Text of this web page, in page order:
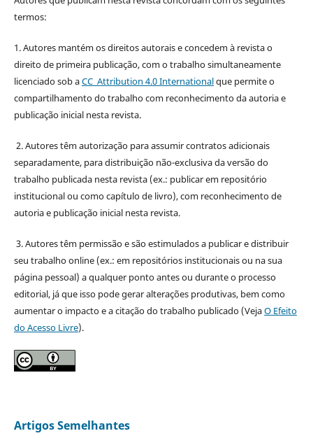
termos:
1. Autores mantém os direitos autorais e concedem à revista o
direito de primeira publicação, com o trabalho simultaneamente
licenciado sob aCC Attribution 4.0 Internationalque permite o
compartilhamento do trabalho com reconhecimento da autoria e
publicação inicial nesta revista.
2. Autores têm autorização para assumir contratos adicionais
separadamente, para distribuição não-exclusiva da versão do
trabalho publicada nesta revista (ex.: publicar em repositório
institucional ou como capítulo de livro), com reconhecimento de
autoria e publicação inicial nesta revista.
3. Autores têm permissão e são estimulados a publicar e distribuir
seu trabalho online (ex.: em repositórios institucionais ou na sua
página pessoal) a qualquer ponto antes ou durante o processo
editorial, já que isso pode gerar alterações produtivas, bem como
aumentar o impacto e a citação do trabalho publicado (VejaO Efeito
do Acesso Livre).
Artigos Semelhantes